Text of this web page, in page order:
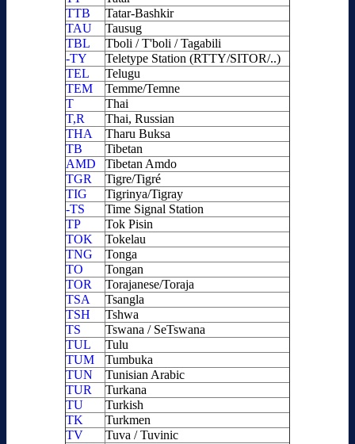
TTB
Tatar-Bashkir
TAU
Tausug
TBL
Tboli / T'boli / Tagabili
-TY
Teletype Station (RTTY/SITOR/..)
TEL
Telugu
TEM
Temme/Temne
T
Thai
T,R
Thai, Russian
THA
Tharu Buksa
TB
Tibetan
AMD
Tibetan Amdo
TGR
Tigre/Tigré
TIG
Tigrinya/Tigray
-TS
Time Signal Station
TP
Tok Pisin
TOK
Tokelau
TNG
Tonga
TO
Tongan
TOR
Torajanese/Toraja
TSA
Tsangla
TSH
Tshwa
TS
Tswana / SeTswana
TUL
Tulu
TUM
Tumbuka
TUN
Tunisian Arabic
TUR
Turkana
TU
Turkish
TK
Turkmen
TV
Tuva / Tuvinic